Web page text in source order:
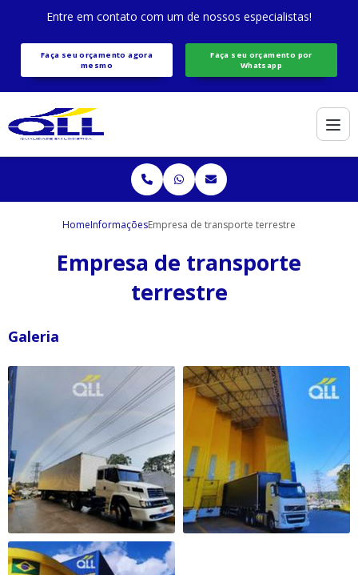
Entre em contato com um de nossos especialistas!
Faça seu orçamento agora
mesmo
Faça seu orçamento por
Whatsapp
HomeInformaçõesEmpresa de transporte terrestre
Empresa de transporte
terrestre
Galeria